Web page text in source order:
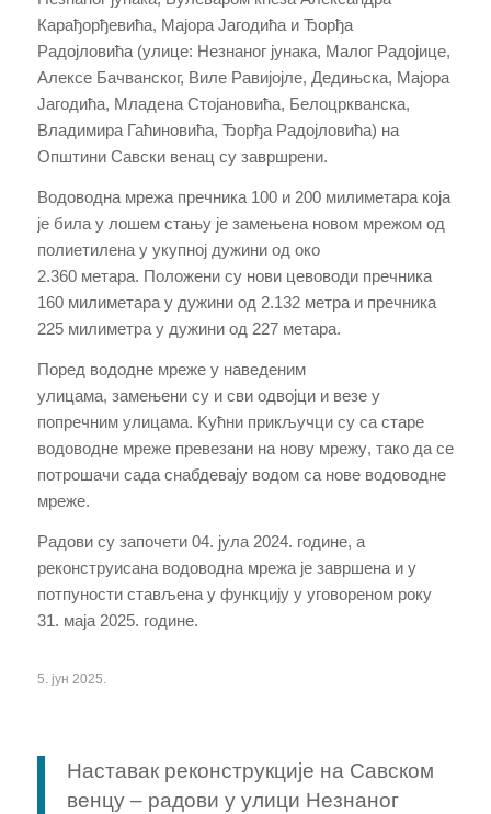
Карађорђевића, Мајора Јагодића и Ђорђа
Радојловића (улице: Незнаног јунака, Малог Радојице,
Алексе Бачванског, Виле Равијојле, Дедињска, Мајора
Јагодића, Младена Стојановића, Белоцркванска,
Владимира Гаћиновића, Ђорђа Радојловића) на
Општини Савски венац су завршрени.
Водоводна мрежа пречника 100 и 200 милиметара која
је била у лошем стању је замењена новом мрежом oд
полиетилена у укупној дужини од око
2.360метара. Положени су нови цевоводи пречника
160 милиметара у дужини од 2.132метра и пречника
225 милиметра у дужини од 227метара.
Поред вододне мреже у наведеним
улицама, замењенисуи сви одвојци и везе у
попречним улицама. Kућни прикључци су са старе
водоводне мреже превезани на нову мрежу, тако да се
потрошачи сада снабдевају водом са нове водоводне
мреже.
Радови су започети 04. јула 2024. године, а
реконструисана водоводна мрежа је завршена и у
потпуности стављена у функцију у уговореном року
31. маја 2025. године.
5. јун 2025.
Наставак реконструкције на Савском
венцу – радови у улици Незнаног